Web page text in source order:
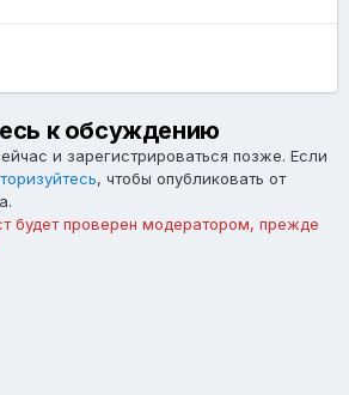
к обсуждению
и зарегистрироваться позже. Если
, чтобы опубликовать от
будет проверен модератором, прежде